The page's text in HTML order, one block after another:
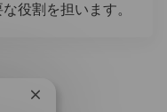
役割を担います。
Close chatbot